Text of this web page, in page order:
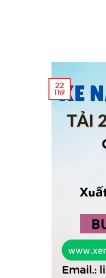
22
Th9